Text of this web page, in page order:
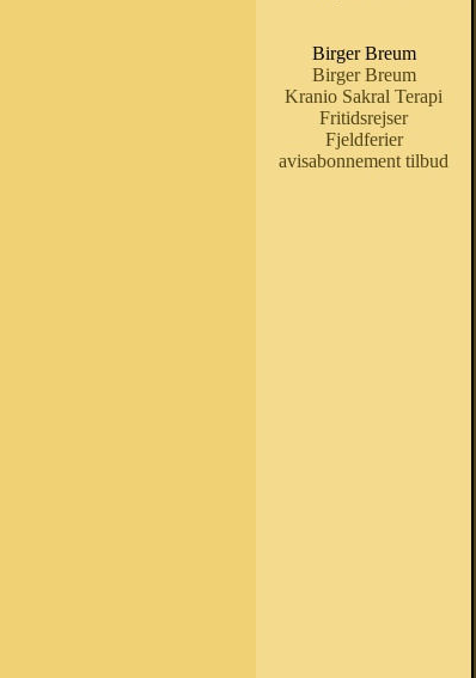
Birger Breum
Birger Breum
Kranio Sakral Terapi
Fritidsrejser
Fjeldferier
avisabonnement tilbud